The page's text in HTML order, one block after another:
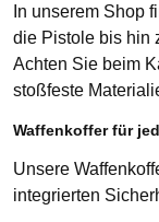
In unserem Shop
die Pistole bis hin
Achten Sie beim
stoßfeste
Waffenkoffer für
Unsere
integrierten